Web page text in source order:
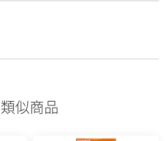
類似商品